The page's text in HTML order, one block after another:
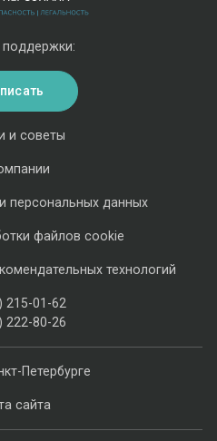
Петербурге
сайта
и советы
персональных данных
файлов cookie
технологий
215-01-62
222-80-26